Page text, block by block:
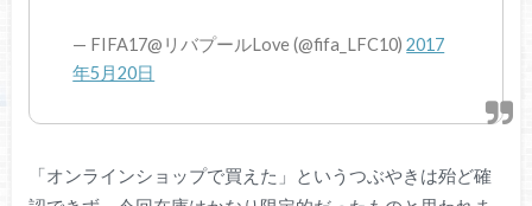
— FIFA17@リバプールLove (@fifa_LFC10)2017
年5月20日
「オンラインショップで買えた」というつぶやきは殆ど確